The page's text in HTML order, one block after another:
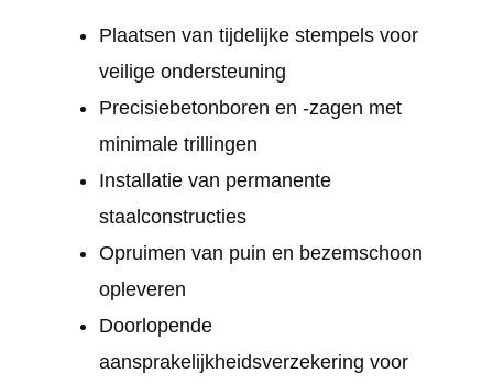
Plaatsen van tijdelijke stempels voor
veilige ondersteuning
Precisiebetonboren en -zagen met
minimale trillingen
Installatie van permanente
staalconstructies
Opruimen van puin en bezemschoon
opleveren
Doorlopende
aansprakelijkheidsverzekering voor